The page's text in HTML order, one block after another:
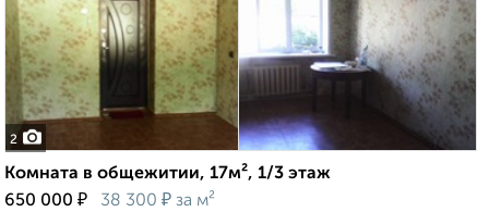
2
Комната в общежитии, 17м², 1/3 этаж
650 000 ₽ 38 300 ₽ за м²